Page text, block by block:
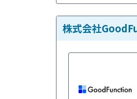
株式会社